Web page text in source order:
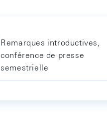
Remarques introductives,
conférence de presse
semestrielle